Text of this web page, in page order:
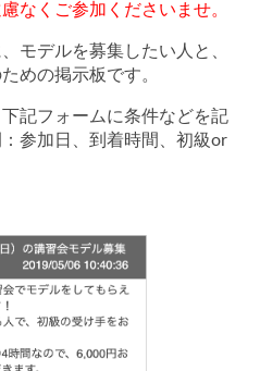
なくご参加くださいませ。
モデルを募集したい人と、
めの掲示板です。
記フォームに条件などを記
参加日、到着時間、初級or